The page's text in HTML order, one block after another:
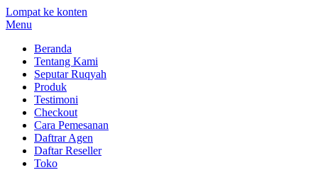
Lompat ke konten
Menu
Beranda
Tentang Kami
Seputar Ruqyah
Produk
Testimoni
Checkout
Cara Pemesanan
Daftrar Agen
Daftar Reseller
Toko